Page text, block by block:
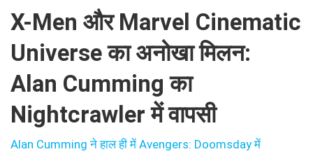
X-Men और Marvel Cinematic
Universe का अनोखा मिलन:
Alan Cumming का
Nightcrawler में वापसी
Alan Cumming ने हाल ही में Avengers: Doomsday में